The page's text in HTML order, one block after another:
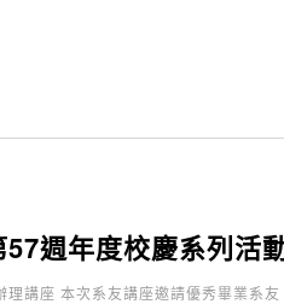
週年度校慶系列活
理講座 本次系友講座邀請優秀畢業系